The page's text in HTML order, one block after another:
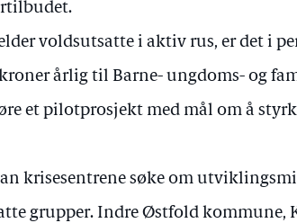
voldsutsatte i aktiv rus, er det i
årlig til Barne- ungdoms- og
et pilotprosjekt med mål om å
krisesentrene søke om
grupper. Indre Østfold kommune,